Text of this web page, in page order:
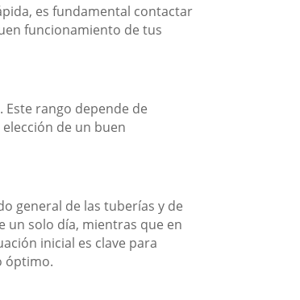
es fundamental contactar
funcionamiento de tus
rango depende de
de un buen
general de las tuberías y de
un solo día, mientras que en
inicial es clave para
óptimo.